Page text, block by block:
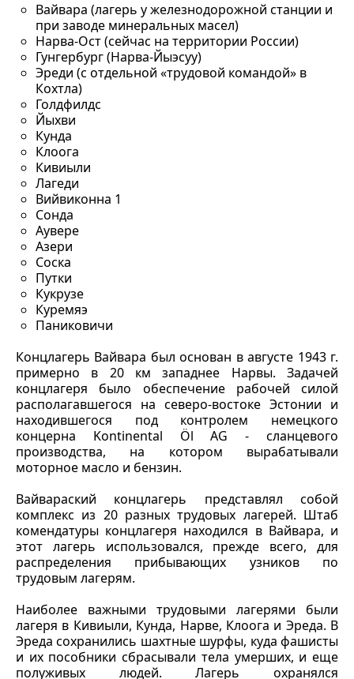
Вайвара (лагерь у железнодорожной станции и
при заводе минеральных масел)
Нарва-Ост (сейчас на территории России)
Гунгербург (Нарва-Йыэсуу)
Эреди (с отдельной «трудовой командой» в
Кохтла)
Голдфилдс
Йыхви
Кунда
Клоога
Кивиыли
Лагеди
Вийвиконна 1
Сонда
Аувере
Азери
Соска
Путки
Кукрузе
Куремяэ
Паниковичи
Концлагерь Вайвара был основан в августе 1943 г.
примерно в 20 км западнее Нарвы. Задачей
концлагеря было обеспечение рабочей силой
располагавшегося на северо-востоке Эстонии и
находившегося под контролем немецкого
концерна Kontinental Öl AG - сланцевого
производства, на котором вырабатывали
моторное масло и бензин.
Вайвараский концлагерь представлял собой
комплекс из 20 разных трудовых лагерей. Штаб
комендатуры концлагеря находился в Вайвара, и
этот лагерь использовался, прежде всего, для
распределения прибывающих узников по
трудовым лагерям.
Наиболее важными трудовыми лагерями были
лагеря в Кивиыли, Кунда, Нарве, Клоога и Эреда. В
Эреда сохранились шахтные шурфы, куда фашисты
и их пособники сбрасывали тела умерших, и еще
полуживых людей. Лагерь охранялся